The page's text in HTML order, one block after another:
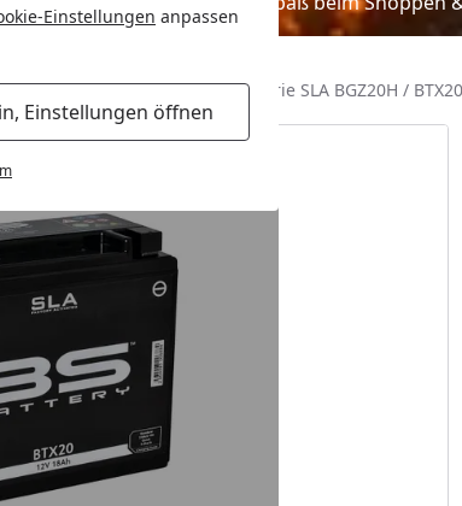
Einstellungen anpassen
Einstellungen öffnen
BS-Battery Batterie SLA BGZ20H /